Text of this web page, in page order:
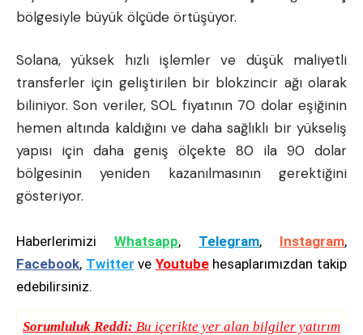
bölgesiyle büyük ölçüde örtüşüyor.
Solana, yüksek hızlı işlemler ve düşük maliyetli
transferler için geliştirilen bir blokzincir ağı olarak
biliniyor. Son veriler, SOL fiyatının 70 dolar eşiğinin
hemen altında kaldığını ve daha sağlıklı bir yükseliş
yapısı için daha geniş ölçekte 80 ila 90 dolar
bölgesinin yeniden kazanılmasının gerektiğini
gösteriyor.
Haberlerimizi Whatsapp, Telegram, Instagram,
Facebook, Twitter ve Youtubehesaplarımızdan takip
edebilirsiniz.
Sorumluluk Reddi: Bu içerikte yer alan bilgiler yatırım